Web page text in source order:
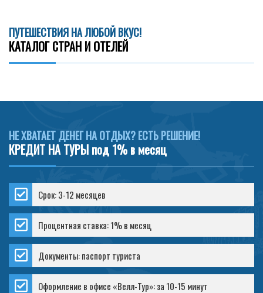
ПУТЕШЕСТВИЯ НА ЛЮБОЙ ВКУС!
КАТАЛОГ СТРАН И ОТЕЛЕЙ
НЕ ХВАТАЕТ ДЕНЕГ НА ОТДЫХ? ЕСТЬ РЕШЕНИЕ!
КРЕДИТ НА ТУРЫ под 1% в месяц
Срок: 3-12 месяцев
Процентная ставка: 1% в месяц
Документы: паспорт туриста
Оформление в офисе «Велл-Тур»: за 10-15 минут